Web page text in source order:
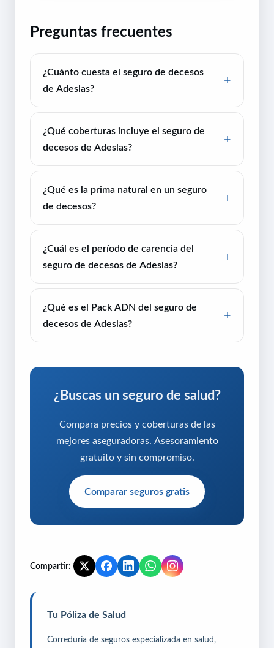
Preguntas frecuentes
¿Cuánto cuesta el seguro de decesos
de Adeslas?
¿Qué coberturas incluye el seguro de
decesos de Adeslas?
¿Qué es la prima natural en un seguro
de decesos?
¿Cuál es el período de carencia del
seguro de decesos de Adeslas?
¿Qué es el Pack ADN del seguro de
decesos de Adeslas?
¿Buscas un seguro de salud?
Compara precios y coberturas de las
mejores aseguradoras. Asesoramiento
gratuito y sin compromiso.
Comparar seguros gratis
Compartir:
Tu Póliza de Salud
Correduría de seguros especializada en salud,